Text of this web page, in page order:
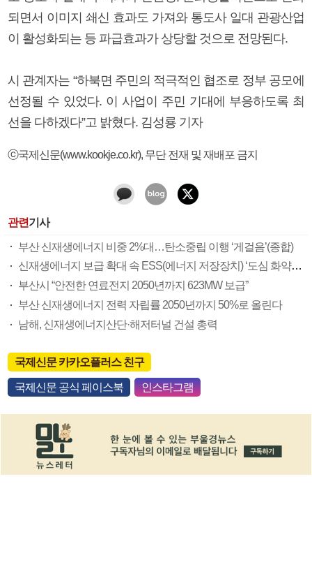
되면서 이미지 쇄신 효과도 가져와 통도사 일대 관광산업
이 활성화되는 등 파급효과가 상당할 것으로 전망된다.
시 관계자는 “하북면 주민의 적극적인 협조로 정부 공모에
선정될 수 있었다. 이 사업이 주민 기대에 부응하도록 최
선을 다하겠다”고 밝혔다. 김성룡 기자
ⓒ국제신문(www.kookje.co.kr), 무단 전재 및 재배포 금지
관련기사
부산 신재생에너지 비중 2%대…탄소중립 이행 ‘게걸음’(종합)
신재생에너지 보급 확대 속 ESS(에너지 저장장치) ‘도심 화약고’ 신세
부산시 “안전한 연료전지 2050년까지 623MW 보급”
부산 신재생에너지 전력 자립률 2050년까지 50%로 올린다
남해, 신재생에너지산단·해저터널 건설 총력
국제신문 카카오플러스 친구
국제신문 공식 페이스북 인스타그램